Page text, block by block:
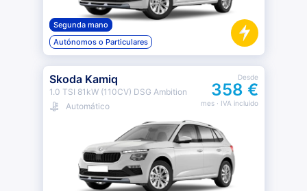
Segunda mano
Autónomos o Particulares
Skoda Kamiq
1.0 TSI 81kW (110CV) DSG Ambition
Automático
Desde
358 €
mes· IVA incluido